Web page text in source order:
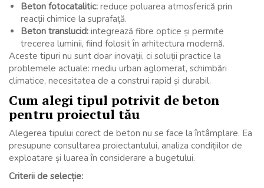
Beton fotocatalitic: reduce poluarea atmosferică prin
reacții chimice la suprafață.
Beton translucid: integrează fibre optice și permite
trecerea luminii, fiind folosit în arhitectura modernă.
Aceste tipuri nu sunt doar inovații, ci soluții practice la
problemele actuale: mediu urban aglomerat, schimbări
climatice, necesitatea de a construi rapid și durabil.
Cum alegi tipul potrivit de beton
pentru proiectul tău
Alegerea tipului corect de beton nu se face la întâmplare. Ea
presupune consultarea proiectantului, analiza condițiilor de
exploatare și luarea în considerare a bugetului.
Criterii de selecție: